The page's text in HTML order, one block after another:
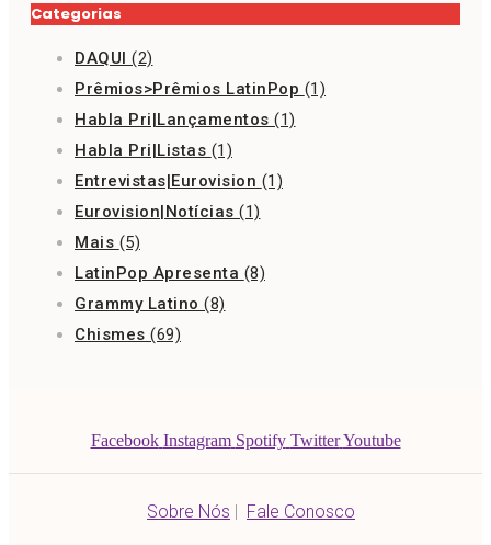
Categorias
DAQUI (2)
Prêmios>Prêmios LatinPop (1)
Habla Pri|Lançamentos (1)
Habla Pri|Listas (1)
Entrevistas|Eurovision (1)
Eurovision|Notícias (1)
Mais (5)
LatinPop Apresenta (8)
Grammy Latino (8)
Chismes (69)
Facebook Instagram Spotify Twitter Youtube
Sobre Nós | Fale Conosco